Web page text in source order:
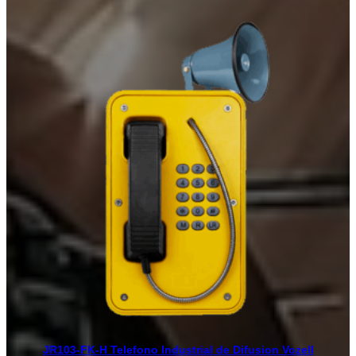
$578.00
JR103-FK-H Telefono Industrial de Difusion Vozell